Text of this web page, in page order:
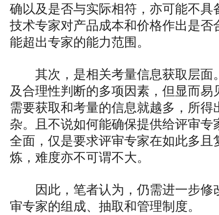
确以及是否与实际相符，亦可能不具
技术专家对产品成本和价格作出是否
能超出专家的能力范围。
其次，是相关考量信息获取层面
及合理性判断的多项因素，但显而易
需要获取和考量的信息就越多，所得
杂。且不说如何能确保提供给评审专
全面，仅是要求评审专家在如此多且
炼，难度亦不可谓不大。
因此，笔者认为，仍需进一步
审专家的组成、抽取和管理制度。